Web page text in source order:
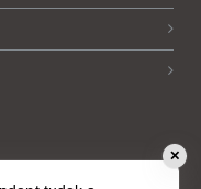
. Minden jog
✕